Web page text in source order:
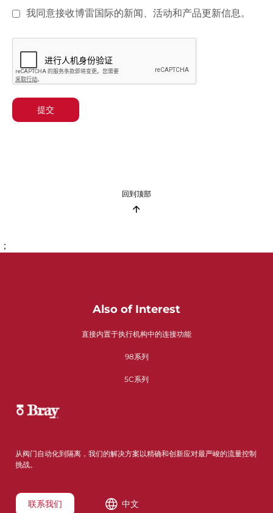
我同意接收博雷国际的新闻、活动和产品更新信息。
提交
回到顶部
；
Also of Interest
直接内置于执行机构中的连接功能
98系列
5C系列
从阀门自动化到隔离，我们的解决方案以精确和创新应对最严峻的流量控制
挑战。
联系我们 中文